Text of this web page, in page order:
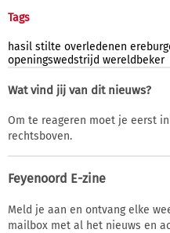
Tags
hasil stilte overledenen
openingswedstrijd wereldbeker
Wat vind jij van dit nieuws?
Om te reageren moet je eerst
rechtsboven.
Feyenoord E-zine
Meld je aan en ontvang elke
mailbox met al het nieuws en